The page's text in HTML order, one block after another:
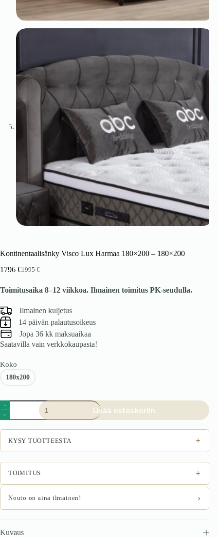
Kontinentaalisänky Visco Lux Harmaa 180×200 – 180×200
1995€
Alkuperäinen
oli:
1796 €Nykyinen
on:
Toimitusaika 8–12 viikkoa. Ilmainen toimitus PK-seudulla.
Ilmainen kuljetus
14 päivän palautusoikeus
Jopa 36 kk maksuaikaa
Saatavilla vain verkkokaupasta!
Koko
180x200
Kontinentaalisänky
Visco
Lux
Harmaa
180x200
180x200
määrä
Lisää ostoskoriin
KYSY TUOTTEESTA +
TOIMITUS +
Nouto on aina ilmainen! ›
Kuvaus